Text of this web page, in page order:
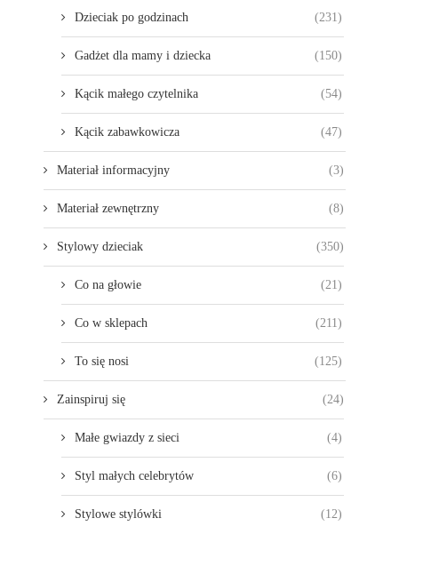
Dzieciak po godzinach (231)
Gadżet dla mamy i dziecka (150)
Kącik małego czytelnika (54)
Kącik zabawkowicza (47)
Materiał informacyjny (3)
Materiał zewnętrzny (8)
Stylowy dzieciak (350)
Co na głowie (21)
Co w sklepach (211)
To się nosi (125)
Zainspiruj się (24)
Małe gwiazdy z sieci (4)
Styl małych celebrytów (6)
Stylowe stylówki (12)